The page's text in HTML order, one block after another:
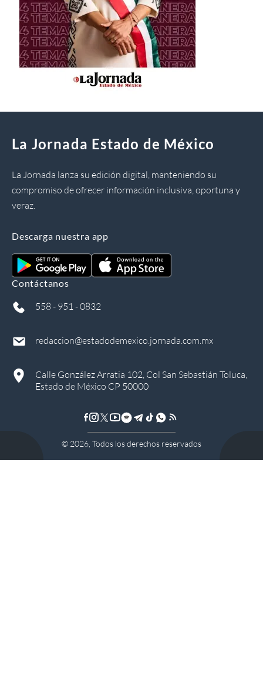
La Jornada Estado de México
La Jornada lanza su edición digital, manteniendo su
compromiso de ofrecer información inclusiva, oportuna y
veraz.
Descarga nuestra app
Contáctanos
558 - 951 - 0832
redaccion@estadodemexico.jornada.com.mx
Calle González Arratia 102, Col San Sebastián Toluca,
Estado de México CP 50000
© 2026 , Todos los derechos reservados